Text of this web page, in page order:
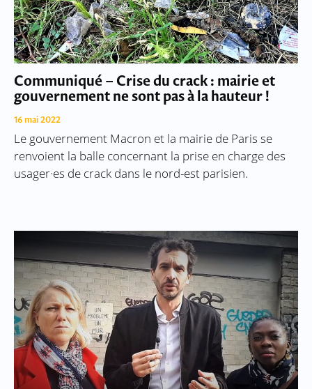
Communiqué – Crise du crack : mairie et
gouvernement ne sont pas à la hauteur !
16 mai 2022
Le gouvernement Macron et la mairie de Paris se
renvoient la balle concernant la prise en charge des
usager·es de crack dans le nord-est parisien.